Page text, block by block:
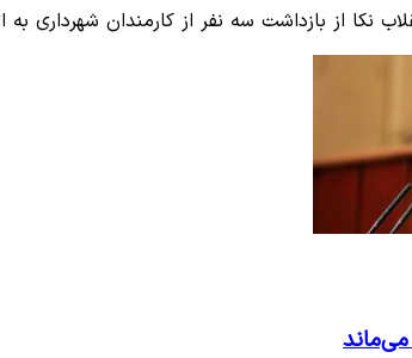
نکا از بازداشت سه نفر از کارمندان شهرداری